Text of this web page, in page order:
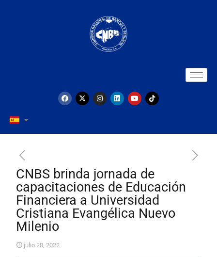
CNBS brinda jornada de
capacitaciones de Educación
Financiera a Universidad
Cristiana Evangélica Nuevo
Milenio
julio 28, 2022